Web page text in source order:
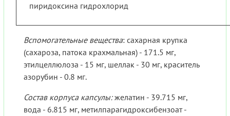
пиридоксина гидрохлорид
Вспомогательные вещества: сахарная крупка
(сахароза, патока крахмальная) - 171.5 мг,
этилцеллюлоза - 15 мг, шеллак - 30 мг, краситель
азорубин - 0.8 мг.
Состав корпуса капсулы:желатин - 39.715 мг,
вода - 6.815 мг, метилпарагидроксибензоат -